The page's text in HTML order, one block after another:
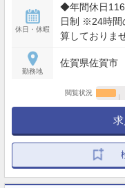
あります。 ・
22時のシフト
大8時間・当
う該当店舗が対
休日・休暇
◆年間休日
日制 ※24時間
算しておりま
産前休暇：6
◆特別休暇：
者が出産する
勤務地
佐賀県佐賀市
閲覧状況